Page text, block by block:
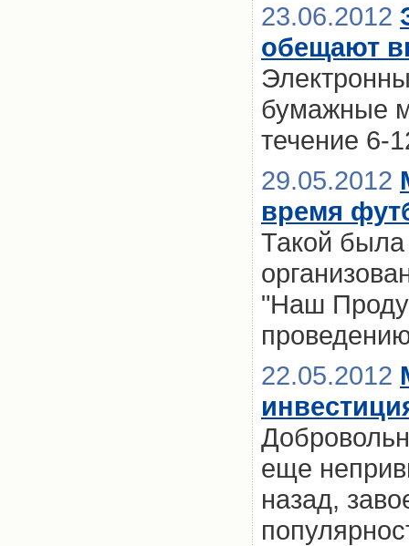
23.06.2012
обещают
бумажные
течение 6-
29.05.2012
время
Такой была
"Наш
22.05.2012
еще
назад,